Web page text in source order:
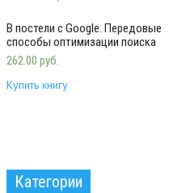
В постели с Google. Передовые
способы оптимизации поиска
262.00 руб.
Купить книгу
Категории